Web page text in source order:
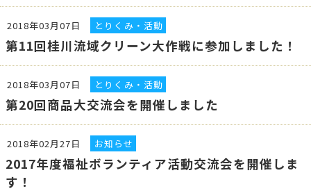
2018年03月07日 とりくみ・活動
第11回桂川流域クリーン大作戦に参加しました！
2018年03月07日 とりくみ・活動
第20回商品大交流会を開催しました
2018年02月27日 お知らせ
2017年度福祉ボランティア活動交流会を開催しま
す！